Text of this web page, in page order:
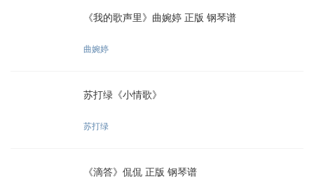
《我的歌声里》曲婉婷 正版 钢琴谱
曲婉婷
苏打绿《小情歌》
苏打绿
《滴答》侃侃 正版 钢琴谱